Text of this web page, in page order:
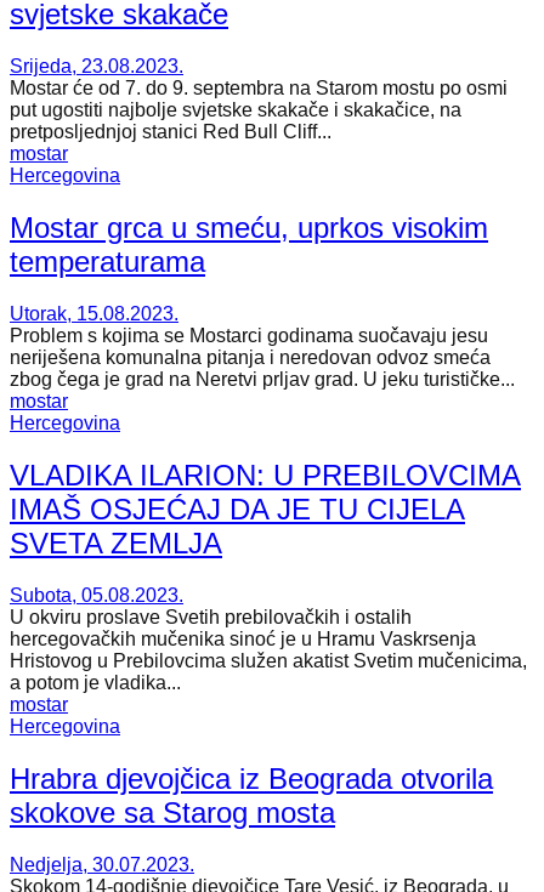
svjetske skakače
Srijeda, 23.08.2023.
Mostar će od 7. do 9. septembra na Starom mostu po osmi
put ugostiti najbolje svjetske skakače i skakačice, na
pretposljednjoj stanici Red Bull Cliff...
mostar
Hercegovina
Mostar grca u smeću, uprkos visokim
temperaturama
Utorak, 15.08.2023.
Problem s kojima se Mostarci godinama suočavaju jesu
neriješena komunalna pitanja i neredovan odvoz smeća
zbog čega je grad na Neretvi prljav grad. U jeku turističke...
mostar
Hercegovina
VLADIKA ILARION: U PREBILOVCIMA
IMAŠ OSJEĆAJ DA JE TU CIJELA
SVETA ZEMLJA
Subota, 05.08.2023.
U okviru proslave Svetih prebilovačkih i ostalih
hercegovačkih mučenika sinoć je u Hramu Vaskrsenja
Hristovog u Prebilovcima služen akatist Svetim mučenicima,
a potom je vladika...
mostar
Hercegovina
Hrabra djevojčica iz Beograda otvorila
skokove sa Starog mosta
Nedjelja, 30.07.2023.
Skokom 14-godišnje djevojčice Tare Vesić, iz Beograda, u